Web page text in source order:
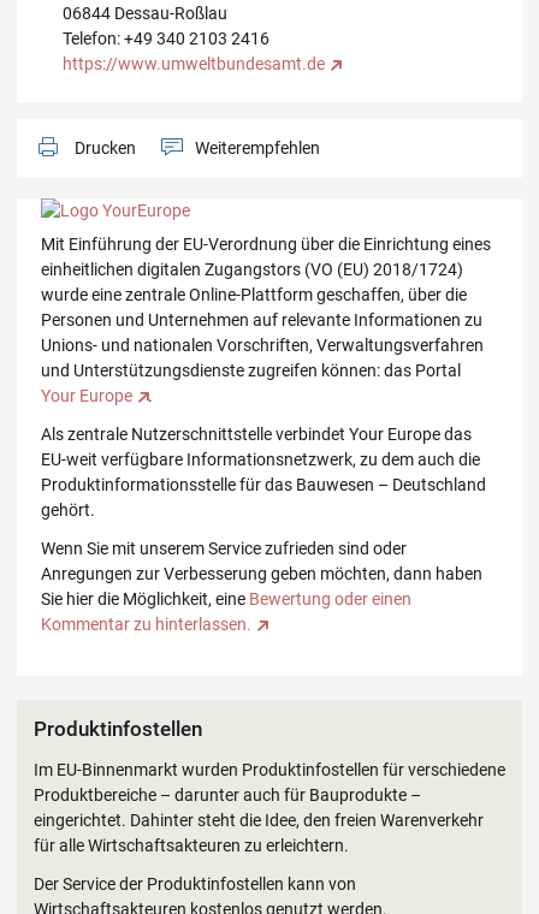
06844 Dessau-Roßlau
Telefon: +49 340 2103 2416
https://www.umweltbundesamt.de
Drucken Weiterempfehlen
Mit Einführung der EU-Verordnung über die Einrichtung eines
einheitlichen digitalen Zugangstors (VO (EU) 2018/1724)
wurde eine zentrale Online-Plattform geschaffen, über die
Personen und Unternehmen auf relevante Informationen zu
Unions- und nationalen Vorschriften, Verwaltungsverfahren
und Unterstützungsdienste zugreifen können: das Portal
Your Europe
.
Als zentrale Nutzerschnittstelle verbindet Your Europe das
EU-weit verfügbare Informationsnetzwerk, zu dem auch die
Produkt­informationsstelle für das Bauwesen – Deutschland
gehört.
Wenn Sie mit unserem Service zufrieden sind oder
Anregungen zur Verbesserung geben möchten, dann haben
Sie hier die Möglichkeit, eine Bewertung oder einen
Kommentar zu hinterlassen.
Produktinfostellen
Im EU-Binnenmarkt wurden Produktinfostellen für verschiedene
Produktbereiche – darunter auch für Bauprodukte –
eingerichtet. Dahinter steht die Idee, den freien Warenverkehr
für alle Wirtschaftsakteuren zu erleichtern.
Der Service der Produktinfostellen kann von
Wirtschaftsakteuren kostenlos genutzt werden.